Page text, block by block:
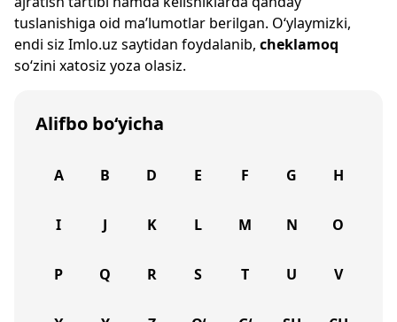
tuslanishiga oid ma’lumotlar berilgan. O‘ylaymizki,
endi siz Imlo.uz saytidan foydalanib, cheklamoq
so‘zini xatosiz yoza olasiz.
Alifbo bo‘yicha
A B D E F G H
I J K L M N O
P Q R S T U V